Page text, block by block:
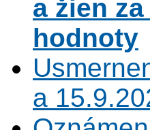
a žien
hodnoty
a